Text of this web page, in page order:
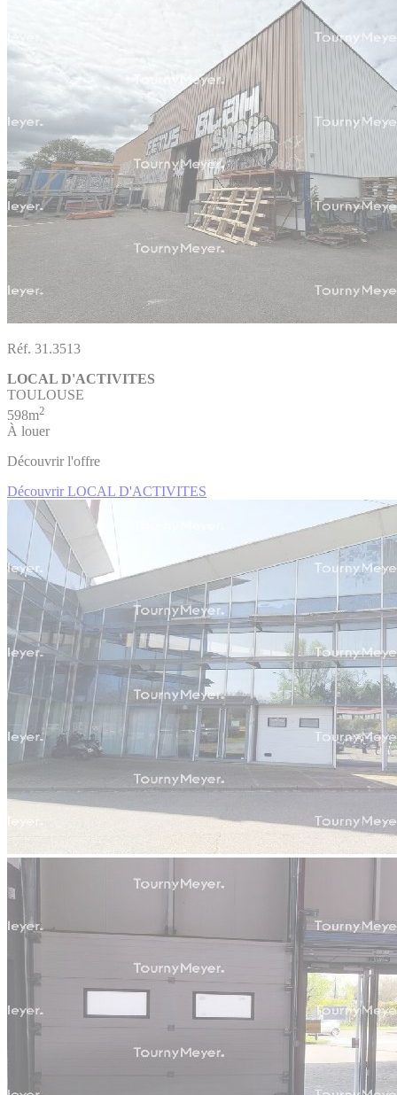
Réf. 31.3513
LOCAL D'ACTIVITES
TOULOUSE
598m2
À louer
Découvrir l'offre
Découvrir LOCAL D'ACTIVITES